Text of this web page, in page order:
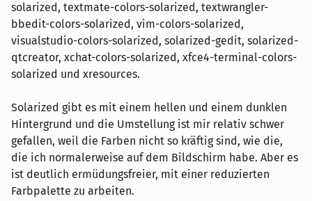
solarized, textmate-colors-solarized, textwrangler-
bbedit-colors-solarized, vim-colors-solarized,
visualstudio-colors-solarized, solarized-gedit, solarized-
qtcreator, xchat-colors-solarized, xfce4-terminal-colors-
solarized und xresources.
Solarized gibt es mit einem hellen und einem dunklen
Hintergrund und die Umstellung ist mir relativ schwer
gefallen, weil die Farben nicht so kräftig sind, wie die,
die ich normalerweise auf dem Bildschirm habe. Aber es
ist deutlich ermüdungsfreier, mit einer reduzierten
Farbpalette zu arbeiten.